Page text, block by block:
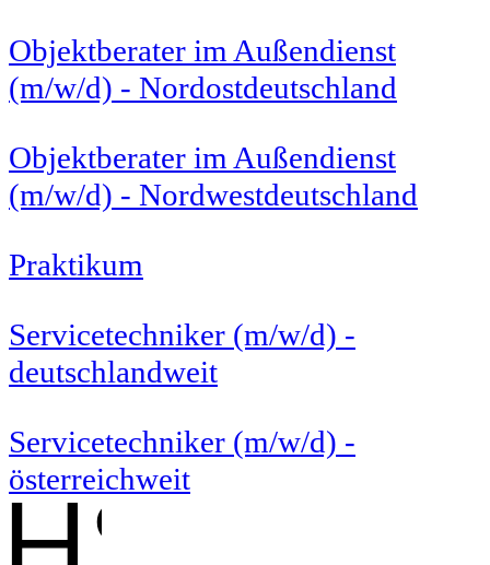
Objektberater im Außendienst
(m/w/d) - Nordostdeutschland
Objektberater im Außendienst
(m/w/d) - Nordwestdeutschland
Praktikum
Servicetechniker (m/w/d) -
deutschlandweit
Servicetechniker (m/w/d) -
österreichweit